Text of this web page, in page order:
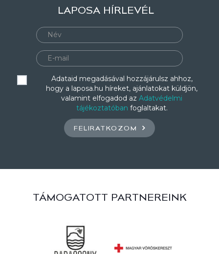
LAPOSA HÍRLEVÉL
Adataid megadásával hozzájárulsz ahhoz,
hogy a laposa.hu híreket, ajánlatokat küldjön,
valamint elfogadod az Adatvédelmi
tájékoztatóban foglaltakat.
FELIRATKOZOM
TÁMOGATOTT PARTNEREINK